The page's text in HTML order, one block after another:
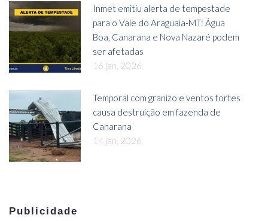
Inmet emitiu alerta de tempestade
para o Vale do Araguaia-MT: Água
Boa, Canarana e Nova Nazaré podem
ser afetadas
16 jan, 2026
Temporal com granizo e ventos fortes
causa destruição em fazenda de
Canarana
14 jan, 2026
Publicidade